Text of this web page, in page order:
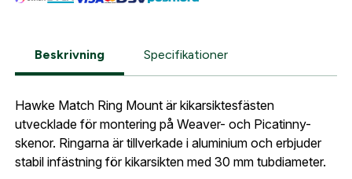
Beskrivning Specifikationer
Hawke Match Ring Mount är kikarsiktesfästen
utvecklade för montering på Weaver- och Picatinny-
skenor. Ringarna är tillverkade i aluminium och erbjuder
stabil infästning för kikarsikten med 30 mm tubdiameter.
Glömt lösenord?
Skapa konto och handla enklare
Ort:*
Telefon:*
E-post adress
Jag godkänner att mina uppgifter sparas enligt
integritetspolicyn.